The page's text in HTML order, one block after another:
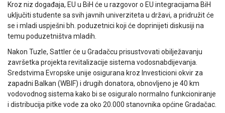
Kroz niz događaja, EU u BiH će u razgovor o EU integracijama BiH
uključiti studente sa svih javnih univerziteta u državi, a pridružit će
se i mladi uspješni bh. poduzetnici koji će doprinijeti diskusiji na
temu poduzetništva mladih.
Nakon Tuzle, Sattler će u Gradačcu prisustvovati obilježavanju
završetka projekta revitalizacije sistema vodosnabdijevanja.
Sredstvima Evropske unije osigurana kroz Investicioni okvir za
zapadni Balkan (WBIF) i drugih donatora, obnovljeno je 40 km
vodovodnog sistema kako bi se osiguralo normalno funkcioniranje
i distribucija pitke vode za oko 20.000 stanovnika općine Gradačac.